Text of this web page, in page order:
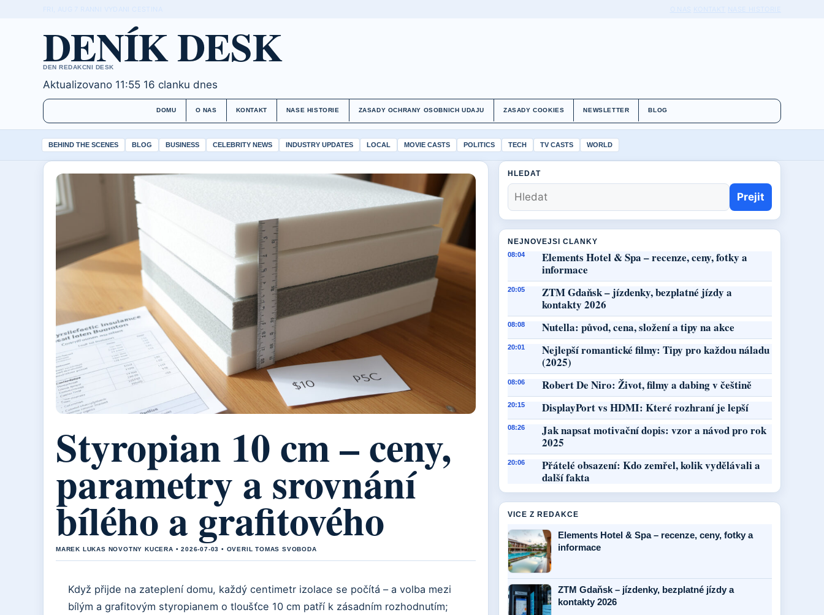
DENÍK DESK
DEN REDAKCNI DESK
Aktualizovano 11:55 16 clanku dnes
DOMU O NAS KONTAKT NASE HISTORIE ZASADY OCHRANY OSOBNICH UDAJU ZASADY COOKIES NEWSLETTER BLOG
BEHIND THE SCENES BLOG BUSINESS CELEBRITY NEWS INDUSTRY UPDATES LOCAL MOVIE CASTS POLITICS TECH TV CASTS WORLD
Styropian 10 cm – ceny,
parametry a srovnání
bílého a grafitového
MAREK LUKAS NOVOTNY KUCERA • 2026-07-03 • OVERIL TOMAS SVOBODA
Když přijde na zateplení domu, každý centimetr izolace se počítá – a volba mezi
bílým a grafitovým styropianem o tloušťce 10 cm patří k zásadním rozhodnutím;
HLEDAT
Prejit
NEJNOVEJSI CLANKY
08:04
Elements Hotel & Spa – recenze, ceny, fotky a
informace
20:05
ZTM Gdaňsk – jízdenky, bezplatné jízdy a
kontakty 2026
08:08 Nutella: původ, cena, složení a tipy na akce
20:01
Nejlepší romantické filmy: Tipy pro každou náladu
(2025)
08:06 Robert De Niro: Život, filmy a dabing v češtině
20:15 DisplayPort vs HDMI: Které rozhraní je lepší
08:26
Jak napsat motivační dopis: vzor a návod pro rok
2025
20:06
Přátelé obsazení: Kdo zemřel, kolik vydělávali a
další fakta
VICE Z REDAKCE
Elements Hotel & Spa – recenze, ceny, fotky a
informace
ZTM Gdaňsk – jízdenky, bezplatné jízdy a
kontakty 2026